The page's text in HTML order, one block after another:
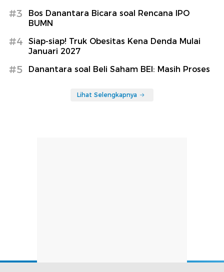
#3
Bos Danantara Bicara soal Rencana IPO
BUMN
#4
Siap-siap! Truk Obesitas Kena Denda Mulai
Januari 2027
#5 Danantara soal Beli Saham BEI: Masih Proses
Lihat Selengkapnya